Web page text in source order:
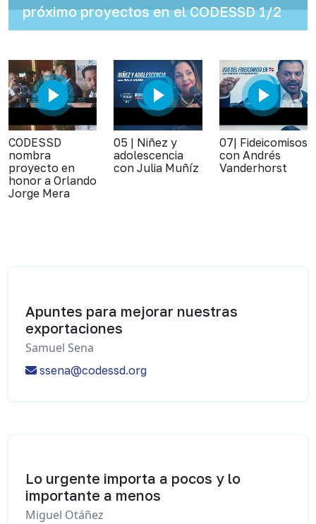
próximo proyectos en el CODESSD 1/2
CODESSD
nombra
proyecto en
honor a Orlando
Jorge Mera
05 | Niñez y
adolescencia
con Julia Muñíz
07| Fideicomisos
con Andrés
Vanderhorst
Apuntes para mejorar nuestras
exportaciones
Samuel Sena
ssena@codessd.org
Lo urgente importa a pocos y lo
importante a menos
Miguel Otáñez